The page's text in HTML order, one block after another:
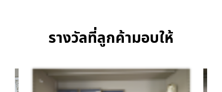
รางวัลที่ลูกค้ามอบให้